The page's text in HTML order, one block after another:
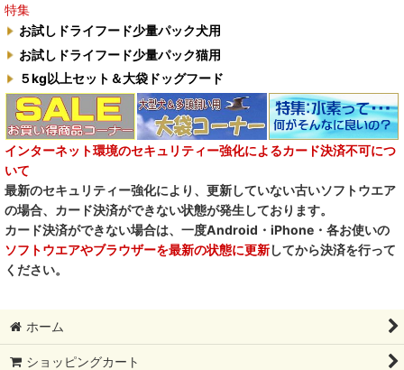
自然流
M.Y Forest推奨品
フォルツァ10犬キャンペーン
一口笑 Ikkosho
デイリーディライト DAILY DELIGHT
RENA DOG レナドッグ
PetO’CERA ペットセラ
特集
お試しドライフード少量パック犬用
お試しドライフード少量パック猫用
５kg以上セット＆大袋ドッグフード
インターネット環境のセキュリティー強化によるカード決済不可につ
いて
最新のセキュリティー強化により、更新していない古いソフトウエア
の場合、カード決済ができない状態が発生しております。
カード決済ができない場合は、一度Android・iPhone・各お使いの
ソフトウエアやブラウザーを最新の状態に更新してから決済を行って
ください。
ホーム
ショッピングカート